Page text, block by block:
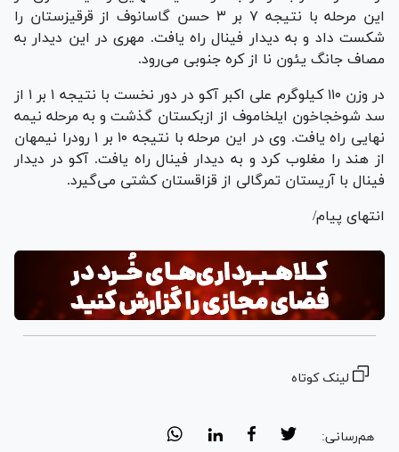
این مرحله با نتیجه ۷ بر ۳ حسن گاسانوف از قرقیزستان را
شکست داد و به دیدار فینال راه یافت. مهری در این دیدار به
مصاف جانگ یئون نا از کره جنوبی می‌رود.
در وزن ۱۱۰ کیلوگرم علی اکبر آکو در دور نخست با نتیجه ۱ بر ۱ از
سد شوخجاخون ایلخاموف از ازبکستان گذشت و به مرحله نیمه
نهایی راه یافت. وی در این مرحله با نتیجه ۱۰ بر ۱ رودرا نیمهان
از هند را مغلوب کرد و به دیدار فینال راه یافت. آکو در دیدار
فینال با آریستان تمرگالی از قزاقستان کشتی می‌گیرد.
انتهای پیام/
لینک کوتاه
هم‌رسانی: